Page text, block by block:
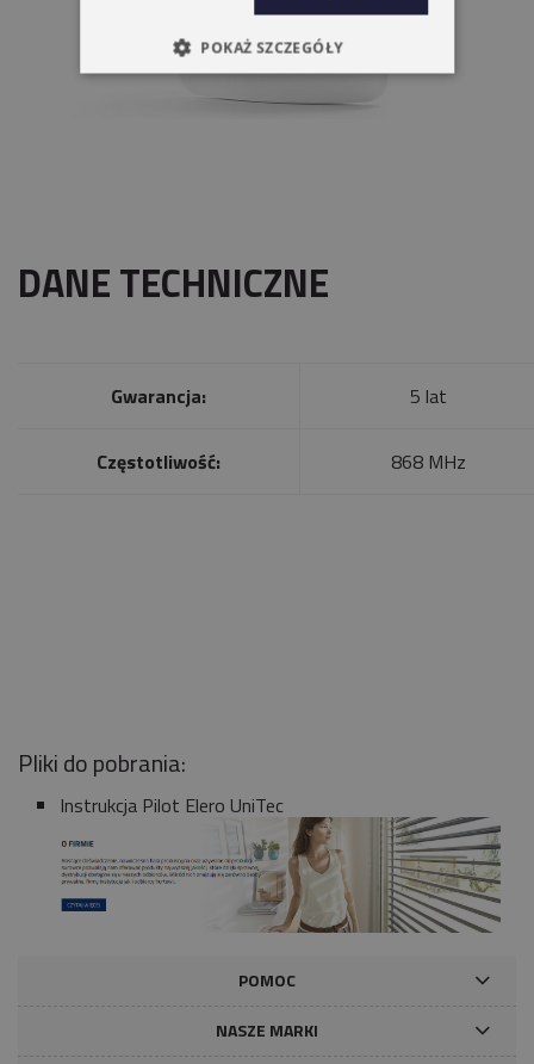
DANE TECHNICZNE
Gwarancja: 5 lat
Częstotliwość: 868 MHz
Pliki do pobrania:
Instrukcja Pilot Elero UniTec
POMOC
NASZE MARKI
POKAŻ SZCZEGÓŁY